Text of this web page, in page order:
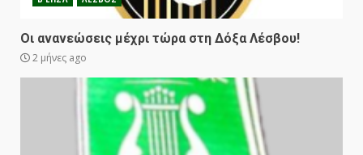
Οι ανανεώσεις μέχρι τώρα στη Δόξα Λέσβου!
2 μήνες ago